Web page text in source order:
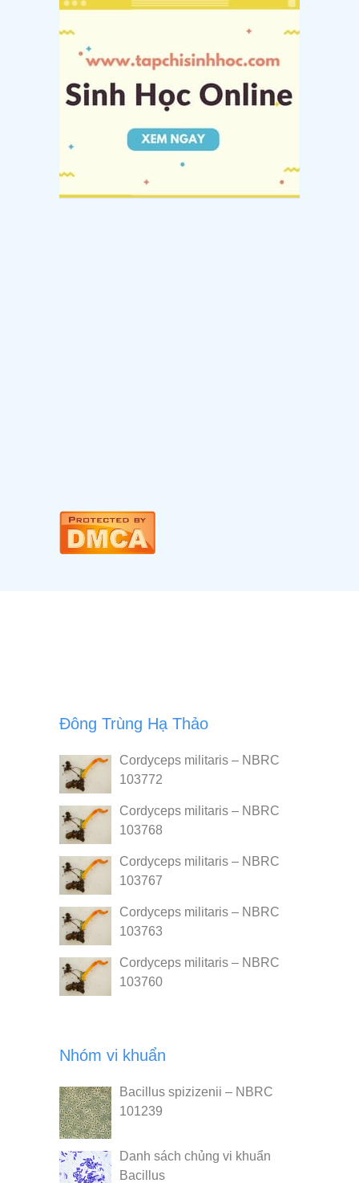
Đông Trùng Hạ Thảo
Cordyceps militaris – NBRC
103772
Cordyceps militaris – NBRC
103768
Cordyceps militaris – NBRC
103767
Cordyceps militaris – NBRC
103763
Cordyceps militaris – NBRC
103760
Nhóm vi khuẩn
Bacillus spizizenii – NBRC
101239
Danh sách chủng vi khuẩn
Bacillus